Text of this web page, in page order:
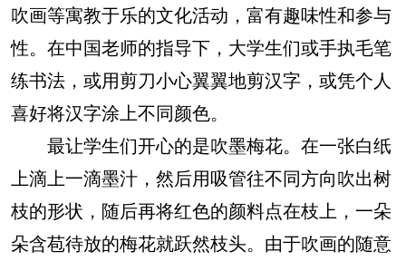
吹画等寓教于乐的文化活动，富有趣味性和参与
性。在中国老师的指导下，大学生们或手执毛笔
练书法，或用剪刀小心翼翼地剪汉字，或凭个人
喜好将汉字涂上不同颜色。
最让学生们开心的是吹墨梅花。在一张白纸
上滴上一滴墨汁，然后用吸管往不同方向吹出树
枝的形状，随后再将红色的颜料点在枝上，一朵
朵含苞待放的梅花就跃然枝头。由于吹画的随意